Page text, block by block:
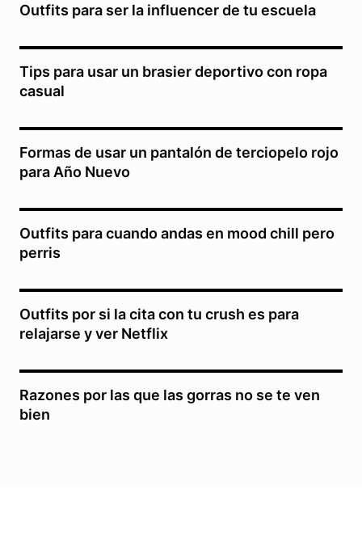
Outfits para ser la influencer de tu escuela
Tips para usar un brasier deportivo con ropa
casual
Formas de usar un pantalón de terciopelo rojo
para Año Nuevo
Outfits para cuando andas en mood chill pero
perris
Outfits por si la cita con tu crush es para
relajarse y ver Netflix
Razones por las que las gorras no se te ven
bien